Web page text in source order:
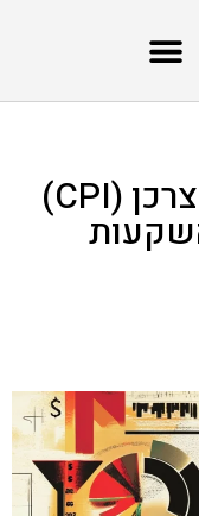
מה זה מדד המחירים לצרכן (CPI)